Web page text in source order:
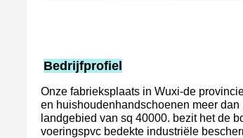
Bedrijfprofiel
Onze fabrieksplaats in Wuxi-de
en huishoudenhandschoenen meer
landgebied van sq 40000. bezit het de
voeringspvc bedekte industriële